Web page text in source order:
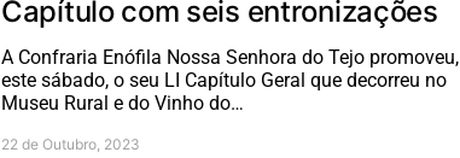
Capítulo com seis entronizações
A Confraria Enófila Nossa Senhora do Tejo promoveu,
este sábado, o seu LI Capítulo Geral que decorreu no
Museu Rural e do Vinho do…
22 de Outubro, 2023